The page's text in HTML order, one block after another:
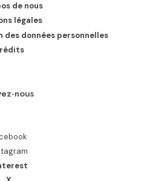
de nous
légales
données personnelles
nous